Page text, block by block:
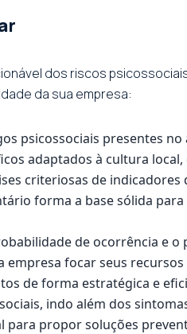
dos riscos
da sua empresa:
psicossociais presentes
adaptados à cultura
criteriosas de indicadores
forma a base sólida para
de ocorrência e o
focar seus recursos
de forma estratégica e
indo além dos
para propor soluções